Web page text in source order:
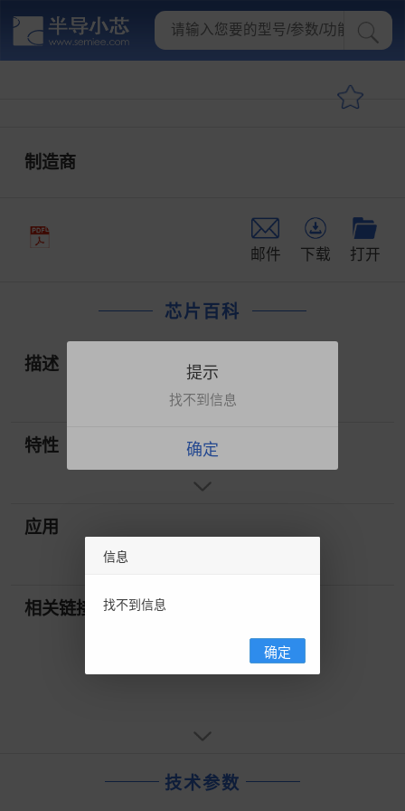
制造商
邮件 下载 打开
芯片百科
描述
特性
应用
相关链接
技术参数
提示
找不到信息
确定
信息
找不到信息
确定